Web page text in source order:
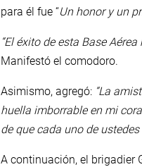
para él fue “Un honor y un
“El éxito de esta Base
Manifestó el comodoro.
Asimismo, agregó: “La
huella imborrable en mi
de que cada uno de
A continuación, el brigadier